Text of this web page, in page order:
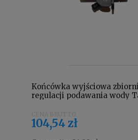
Końcówka wyjściowa
regulacji podawania wody
104,54 zł